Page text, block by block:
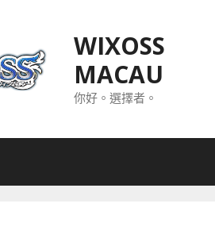
WIXOSS
MACAU
你好。選擇者。